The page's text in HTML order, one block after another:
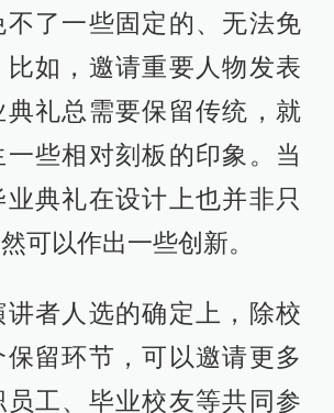
不了一些固定的、无法免
比如，邀请重要人物发表
典礼总需要保留传统，就
些相对刻板的印象。当
典礼在设计上也并非只
可以作出一些创新。
者人选的确定上，除校
留环节，可以邀请更多
工、毕业校友等共同参